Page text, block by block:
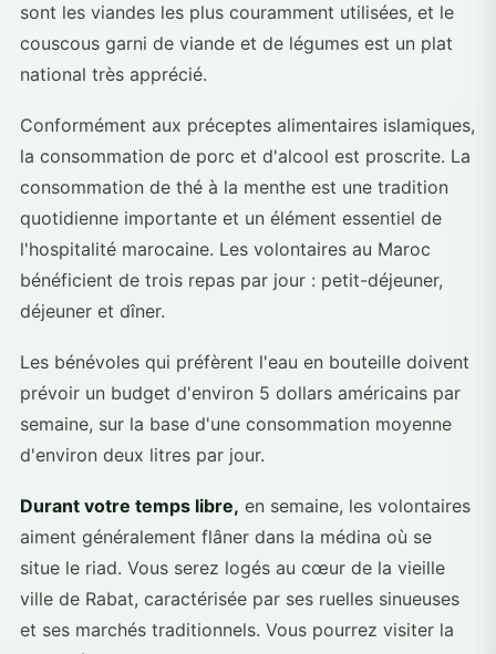
sont les viandes les plus couramment utilisées, et le
couscous garni de viande et de légumes est un plat
national très apprécié.
Conformément aux préceptes alimentaires islamiques,
la consommation de porc et d'alcool est proscrite. La
consommation de thé à la menthe est une tradition
quotidienne importante et un élément essentiel de
l'hospitalité marocaine. Les volontaires au Maroc
bénéficient de trois repas par jour : petit-déjeuner,
déjeuner et dîner.
Les bénévoles qui préfèrent l'eau en bouteille doivent
prévoir un budget d'environ 5 dollars américains par
semaine, sur la base d'une consommation moyenne
d'environ deux litres par jour.
Durant votre temps libre, en semaine, les volontaires
aiment généralement flâner dans la médina où se
situe le riad. Vous serez logés au cœur de la vieille
ville de Rabat, caractérisée par ses ruelles sinueuses
et ses marchés traditionnels. Vous pourrez visiter la